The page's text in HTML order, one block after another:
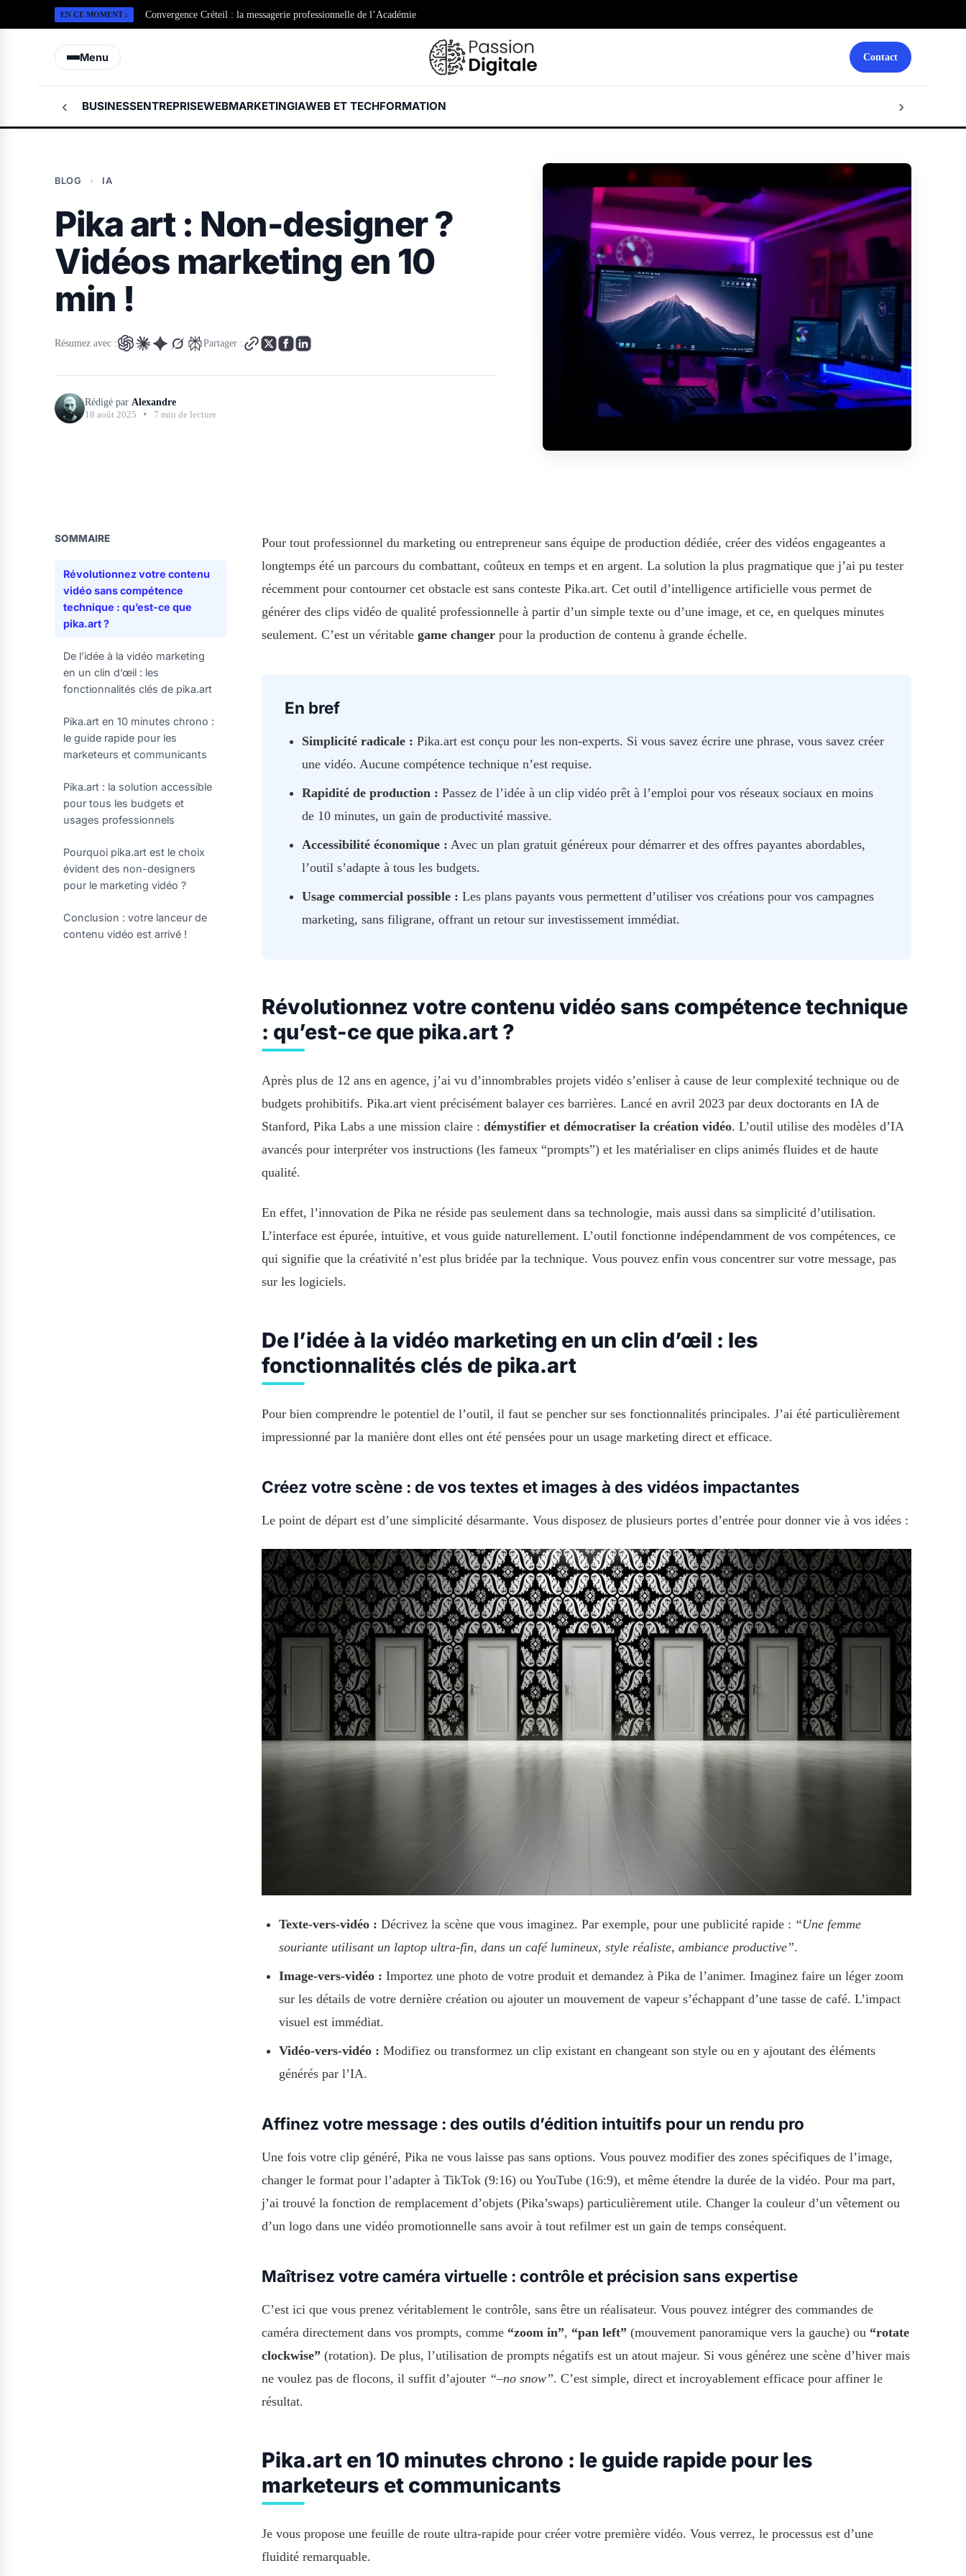
EN CE MOMENT : Convergence Créteil : la messagerie professionnelle de l’Académie
Toupie Google : la vérité derrière le jeu “easter egg” de Google
Menu Contact
‹ BUSINESSENTREPRISEWEBMARKETINGIAWEB ET TECHFORMATION ›
BLOG › IA
Pika art : Non-designer ?
Vidéos marketing en 10
min !
Résumez avec : Partager :
Rédigé par Alexandre
18 août 2025 • 7 min de lecture
SOMMAIRE
Révolutionnez votre contenu
vidéo sans compétence
technique : qu’est-ce que
pika.art ?
De l’idée à la vidéo marketing
en un clin d’œil : les
fonctionnalités clés de pika.art
Pika.art en 10 minutes chrono :
le guide rapide pour les
marketeurs et communicants
Pika.art : la solution accessible
pour tous les budgets et
usages professionnels
Pourquoi pika.art est le choix
évident des non-designers
pour le marketing vidéo ?
Conclusion : votre lanceur de
contenu vidéo est arrivé !
Pour tout professionnel du marketing ou entrepreneur sans équipe de production dédiée, créer des vidéos engageantes a
longtemps été un parcours du combattant, coûteux en temps et en argent. La solution la plus pragmatique que j’ai pu tester
récemment pour contourner cet obstacle est sans conteste Pika.art. Cet outil d’intelligence artificielle vous permet de
générer des clips vidéo de qualité professionnelle à partir d’un simple texte ou d’une image, et ce, en quelques minutes
seulement. C’est un véritable game changer pour la production de contenu à grande échelle.
En bref
Simplicité radicale : Pika.art est conçu pour les non-experts. Si vous savez écrire une phrase, vous savez créer
une vidéo. Aucune compétence technique n’est requise.
Rapidité de production : Passez de l’idée à un clip vidéo prêt à l’emploi pour vos réseaux sociaux en moins
de 10 minutes, un gain de productivité massive.
Accessibilité économique : Avec un plan gratuit généreux pour démarrer et des offres payantes abordables,
l’outil s’adapte à tous les budgets.
Usage commercial possible : Les plans payants vous permettent d’utiliser vos créations pour vos campagnes
marketing, sans filigrane, offrant un retour sur investissement immédiat.
Révolutionnez votre contenu vidéo sans compétence technique
: qu’est-ce que pika.art ?
Après plus de 12 ans en agence, j’ai vu d’innombrables projets vidéo s’enliser à cause de leur complexité technique ou de
budgets prohibitifs. Pika.art vient précisément balayer ces barrières. Lancé en avril 2023 par deux doctorants en IA de
Stanford, Pika Labs a une mission claire : démystifier et démocratiser la création vidéo. L’outil utilise des modèles d’IA
avancés pour interpréter vos instructions (les fameux “prompts”) et les matérialiser en clips animés fluides et de haute
qualité.
En effet, l’innovation de Pika ne réside pas seulement dans sa technologie, mais aussi dans sa simplicité d’utilisation.
L’interface est épurée, intuitive, et vous guide naturellement. L’outil fonctionne indépendamment de vos compétences, ce
qui signifie que la créativité n’est plus bridée par la technique. Vous pouvez enfin vous concentrer sur votre message, pas
sur les logiciels.
De l’idée à la vidéo marketing en un clin d’œil : les
fonctionnalités clés de pika.art
Pour bien comprendre le potentiel de l’outil, il faut se pencher sur ses fonctionnalités principales. J’ai été particulièrement
impressionné par la manière dont elles ont été pensées pour un usage marketing direct et efficace.
Créez votre scène : de vos textes et images à des vidéos impactantes
Le point de départ est d’une simplicité désarmante. Vous disposez de plusieurs portes d’entrée pour donner vie à vos idées :
Texte-vers-vidéo : Décrivez la scène que vous imaginez. Par exemple, pour une publicité rapide : “Une femme
souriante utilisant un laptop ultra-fin, dans un café lumineux, style réaliste, ambiance productive”.
Image-vers-vidéo : Importez une photo de votre produit et demandez à Pika de l’animer. Imaginez faire un léger zoom
sur les détails de votre dernière création ou ajouter un mouvement de vapeur s’échappant d’une tasse de café. L’impact
visuel est immédiat.
Vidéo-vers-vidéo : Modifiez ou transformez un clip existant en changeant son style ou en y ajoutant des éléments
générés par l’IA.
Affinez votre message : des outils d’édition intuitifs pour un rendu pro
Une fois votre clip généré, Pika ne vous laisse pas sans options. Vous pouvez modifier des zones spécifiques de l’image,
changer le format pour l’adapter à TikTok (9:16) ou YouTube (16:9), et même étendre la durée de la vidéo. Pour ma part,
j’ai trouvé la fonction de remplacement d’objets (Pika’swaps) particulièrement utile. Changer la couleur d’un vêtement ou
d’un logo dans une vidéo promotionnelle sans avoir à tout refilmer est un gain de temps conséquent.
Maîtrisez votre caméra virtuelle : contrôle et précision sans expertise
C’est ici que vous prenez véritablement le contrôle, sans être un réalisateur. Vous pouvez intégrer des commandes de
caméra directement dans vos prompts, comme “zoom in”, “pan left” (mouvement panoramique vers la gauche) ou “rotate
clockwise” (rotation). De plus, l’utilisation de prompts négatifs est un atout majeur. Si vous générez une scène d’hiver mais
ne voulez pas de flocons, il suffit d’ajouter “–no snow”. C’est simple, direct et incroyablement efficace pour affiner le
résultat.
Pika.art en 10 minutes chrono : le guide rapide pour les
marketeurs et communicants
Je vous propose une feuille de route ultra-rapide pour créer votre première vidéo. Vous verrez, le processus est d’une
fluidité remarquable.